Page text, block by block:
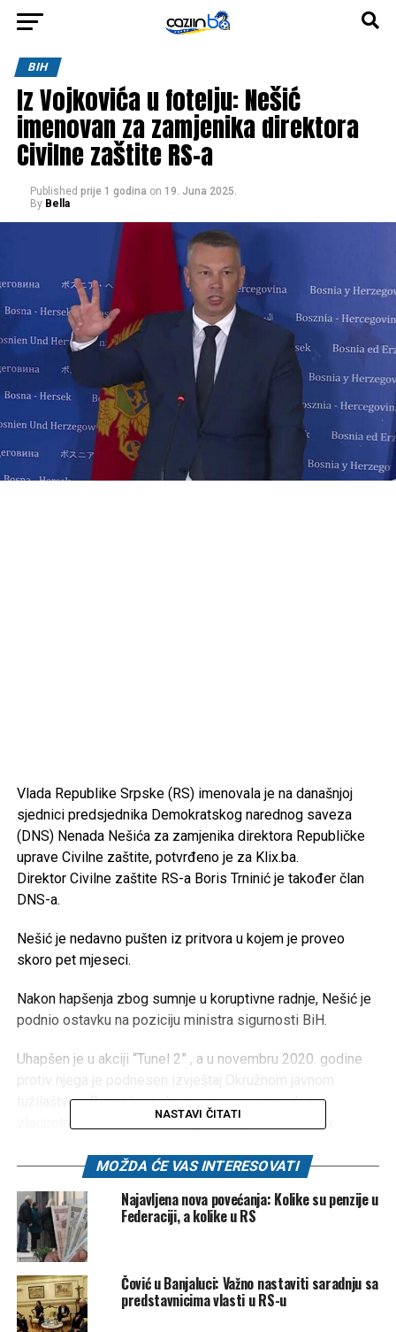
BIH
Iz Vojkovića u fotelju: Nešić
imenovan za zamjenika direktora
Civilne zaštite RS-a
Published prije 1 godina on 19. Juna 2025.
By Bella
Vlada Republike Srpske (RS) imenovala je na današnjoj
sjednici predsjednika Demokratskog narednog saveza
(DNS) Nenada Nešića za zamjenika direktora Republičke
uprave Civilne zaštite, potvrđeno je za Klix.ba.
Direktor Civilne zaštite RS-a Boris Trninić je također član
DNS-a.
Nešić je nedavno pušten iz pritvora u kojem je proveo
skoro pet mjeseci.
Nakon hapšenja zbog sumnje u koruptivne radnje, Nešić je
podnio ostavku na poziciju ministra sigurnosti BiH.
Uhapšen je u akciji “Tunel 2” , a u novembru 2020. godine
protiv njega je podnesen izvještaj Okružnom javnom
tužilaštvu u Banjoj Luci zbog osnova sumnje da je
zloupotrebio svoj položaj odgovornog lica, piše Klix.
Tada su naveli da je kršio odredbe Zakona o javnim
nabavkama BiH te da je u konačnici pribavio imovinsku
korist preduzeću “Prijedorputevi” od skoro 8,5 miliona
eura.
Share
Tweet Share
NASTAVI ČITATI
MOŽDA ĆE VAS INTERESOVATI
Najavljena nova povećanja: Kolike su penzije u
Federaciji, a kolike u RS
Čović u Banjaluci: Važno nastaviti saradnju sa
predstavnicima vlasti u RS-u